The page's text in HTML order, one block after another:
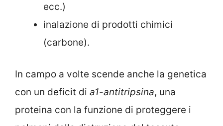
ecc.)
inalazione di prodotti chimici
(carbone).
In campo a volte scende anche la genetica
con un deficit di a1-antitripsina, una
proteina con la funzione di proteggere i